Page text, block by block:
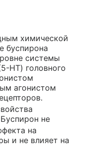
химической
буспирона
системы
HT) головного
агонистом
не
на
и не влияет на